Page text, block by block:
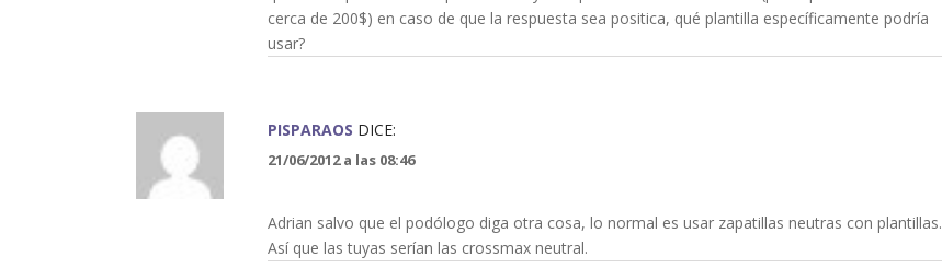
cerca de 200$) en caso de que la respuesta sea positica, qué plantilla específicamente podría
usar?
PISPARAOS DICE:
21/06/2012 a las 08:46
Adrian salvo que el podólogo diga otra cosa, lo normal es usar zapatillas neutras con plantillas.
Así que las tuyas serían las crossmax neutral.